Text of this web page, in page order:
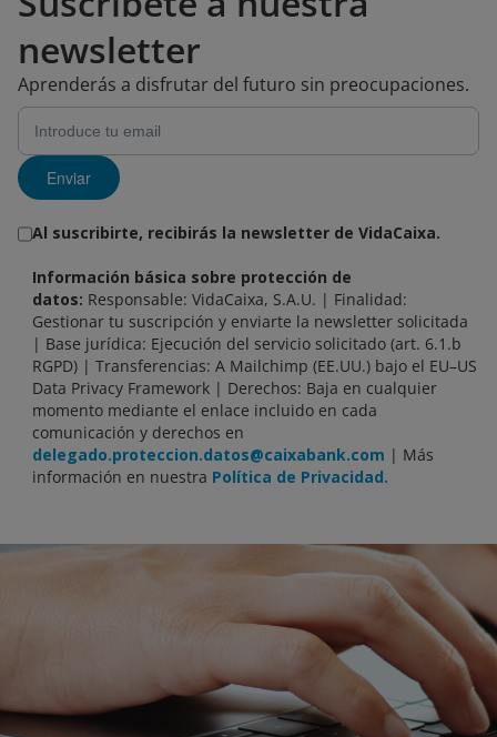
newsletter
Aprenderás a disfrutar del futuro sin preocupaciones.
Enviar
Al suscribirte, recibirás la newsletter de VidaCaixa.
Información básica sobre protección de
datos: Responsable: VidaCaixa, S.A.U. | Finalidad:
Gestionar tu suscripción y enviarte la newsletter solicitada
| Base jurídica: Ejecución del servicio solicitado (art. 6.1.b
RGPD) | Transferencias: A Mailchimp (EE.UU.) bajo el EU–US
Data Privacy Framework | Derechos: Baja en cualquier
momento mediante el enlace incluido en cada
comunicación y derechos en
delegado.proteccion.datos@caixabank.com | Más
información en nuestra Política de Privacidad.